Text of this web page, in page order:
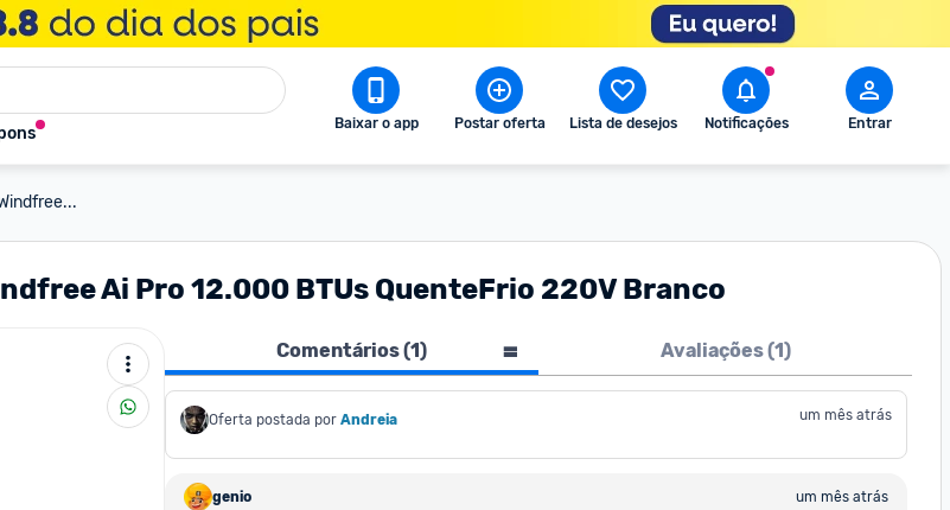
Baixar o app Postar oferta Lista de desejos Notificações Entrar
Ai Pro 12.000 BTUs QuenteFrio 220V Branco
Comentários (1) Avaliações (1)
Oferta postada por Andreia um mês atrás
genio
um mês atrás